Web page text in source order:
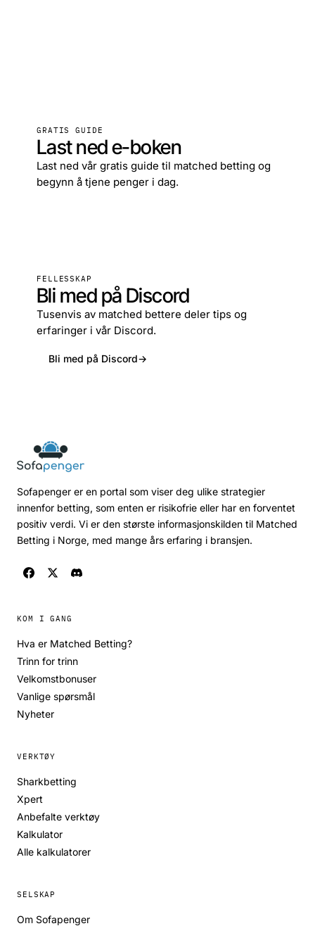
GRATIS GUIDE
Last ned e-boken
Last ned vår gratis guide til matched betting og
begynn å tjene penger i dag.
FELLESSKAP
Bli med på Discord
Tusenvis av matched bettere deler tips og
erfaringer i vår Discord.
Bli med på Discord→
Sofapenger er en portal som viser deg ulike strategier
innenfor betting, som enten er risikofrie eller har en forventet
positiv verdi. Vi er den største informasjonskilden til Matched
Betting i Norge, med mange års erfaring i bransjen.
KOM I GANG
Hva er Matched Betting?
Trinn for trinn
Velkomstbonuser
Vanlige spørsmål
Nyheter
VERKTØY
Sharkbetting
Xpert
Anbefalte verktøy
Kalkulator
Alle kalkulatorer
SELSKAP
Om Sofapenger